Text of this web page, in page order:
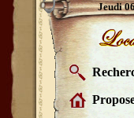
Jeudi